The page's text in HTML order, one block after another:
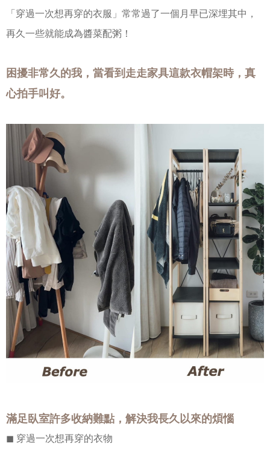
「穿過一次想再穿的衣服」常常過了一個月早已深埋其中，
再久一些就能成為醬菜配粥！
困擾非常久的我，當看到走走家具這款衣帽架時，真
心拍手叫好。
滿足臥室許多收納難點，解決我長久以來的煩惱
◼︎ 穿過一次想再穿的衣物